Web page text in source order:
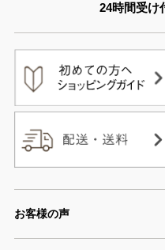
24時間受け
お客様の声